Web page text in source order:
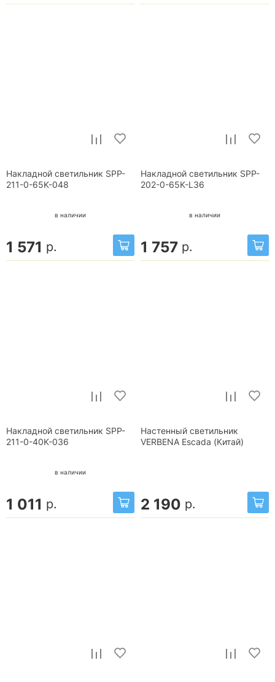
Накладной светильник SPP-
211-0-65K-048
в наличии
1 571 р.
Накладной светильник SPP-
202-0-65K-L36
в наличии
1 757 р.
Накладной светильник SPP-
211-0-40K-036
в наличии
1 011 р.
Настенный светильник
VERBENA Escada (Китай)
2 190 р.